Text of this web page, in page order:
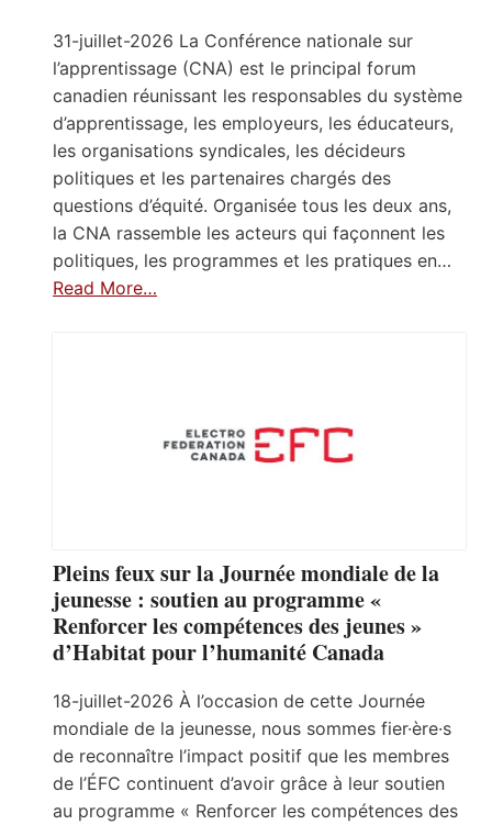
31-juillet-2026 La Conférence nationale sur
l’apprentissage (CNA) est le principal forum
canadien réunissant les responsables du système
d’apprentissage, les employeurs, les éducateurs,
les organisations syndicales, les décideurs
politiques et les partenaires chargés des
questions d’équité. Organisée tous les deux ans,
la CNA rassemble les acteurs qui façonnent les
politiques, les programmes et les pratiques en…
Read More…
Pleins feux sur la Journée mondiale de la
jeunesse : soutien au programme «
Renforcer les compétences des jeunes »
d’Habitat pour l’humanité Canada
18-juillet-2026 À l’occasion de cette Journée
mondiale de la jeunesse, nous sommes fier·ère·s
de reconnaître l’impact positif que les membres
de l’ÉFC continuent d’avoir grâce à leur soutien
au programme « Renforcer les compétences des